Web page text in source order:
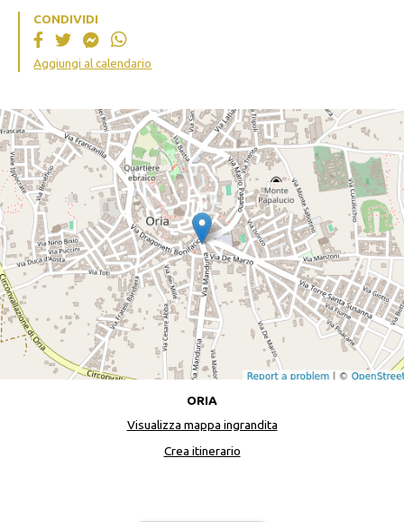
CONDIVIDI
Aggiungi al calendario
ORIA
Visualizza mappa ingrandita
Crea itinerario